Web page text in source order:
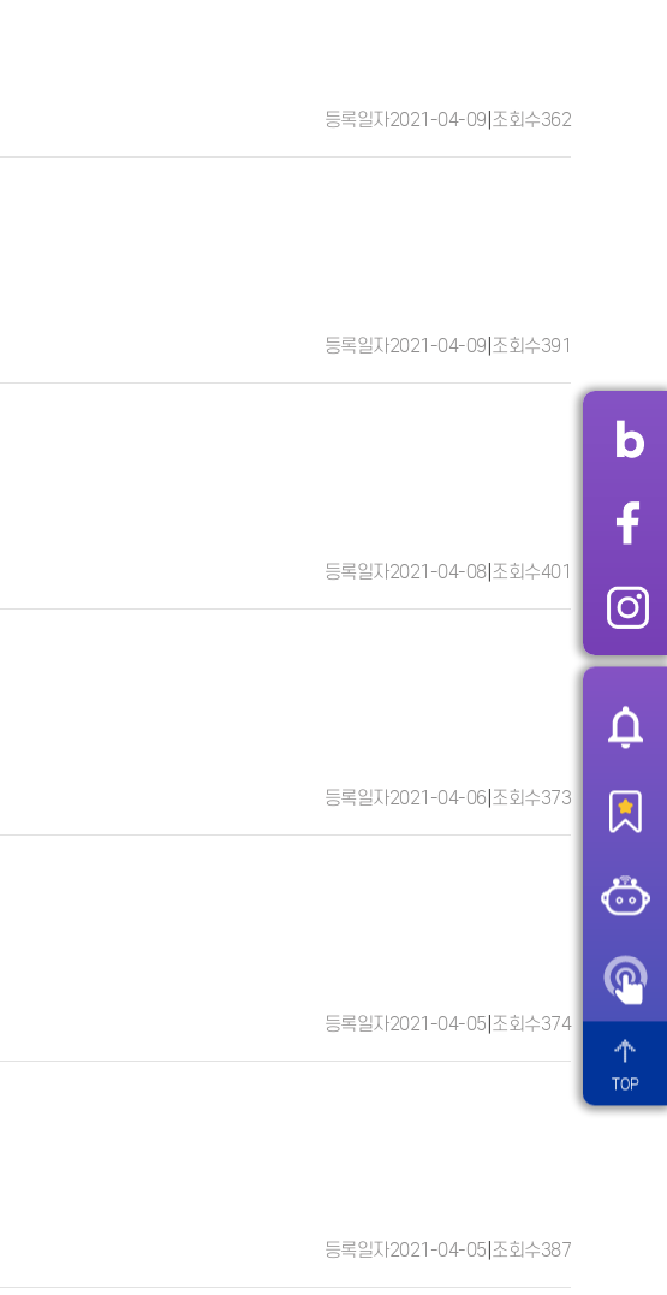
TOP
등록일자2021-04-09 조회수362
등록일자2021-04-09 조회수391
등록일자2021-04-08| 조회수401
등록일자2021-04-06 조회수373
등록일자2021-04-05 조회수374
등록일자2021-04-05 조회수387